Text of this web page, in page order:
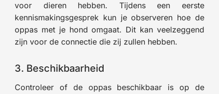
voor dieren hebben. Tijdens een eerste
kennismakingsgesprek kun je observeren hoe de
oppas met je hond omgaat. Dit kan veelzeggend
zijn voor de connectie die zij zullen hebben.
3. Beschikbaarheid
Controleer of de oppas beschikbaar is op de